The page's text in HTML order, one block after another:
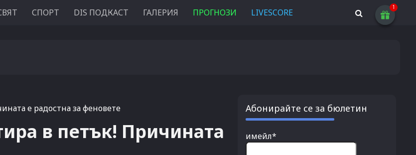
СПОРТ DIS ПОДКАСТ ГАЛЕРИЯ ПРОГНОЗИ LIVESCORE
е радостна за феновете
в петък! Причината
Абонирайте се за бюлетин
имейл*